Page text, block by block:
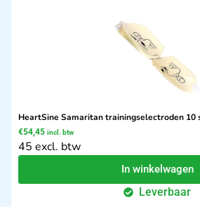
HeartSine Samaritan trainingselectroden 10
€54,45 incl. btw
45 excl. btw
In winkelwagen
Leverbaar